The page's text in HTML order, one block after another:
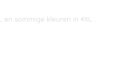
sommige kleuren in 4XL…